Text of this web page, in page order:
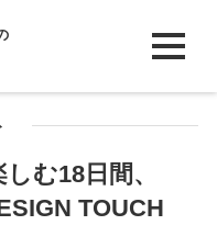
む18日間、
TOUCH